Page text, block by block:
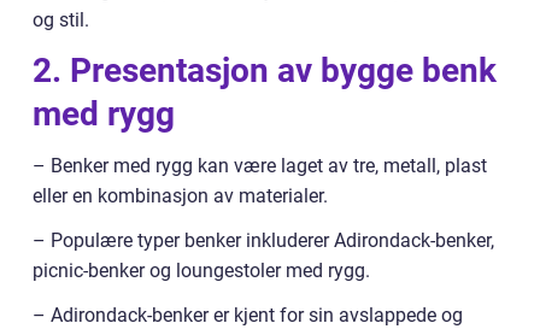
og stil.
2. Presentasjon av bygge benk
med rygg
– Benker med rygg kan være laget av tre, metall, plast
eller en kombinasjon av materialer.
– Populære typer benker inkluderer Adirondack-benker,
picnic-benker og loungestoler med rygg.
– Adirondack-benker er kjent for sin avslappede og